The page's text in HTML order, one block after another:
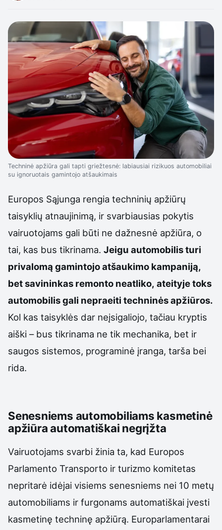
Techninė apžiūra gali tapti griežtesnė: labiausiai rizikuos automobiliai
su ignoruotais gamintojo atšaukimais
Europos Sąjunga rengia techninių apžiūrų
taisyklių atnaujinimą, ir svarbiausias pokytis
vairuotojams gali būti ne dažnesnė apžiūra, o
tai, kas bus tikrinama. Jeigu automobilis turi
privalomą gamintojo atšaukimo kampaniją,
bet savininkas remonto neatliko, ateityje toks
automobilis gali nepraeiti techninės apžiūros.
Kol kas taisyklės dar neįsigaliojo, tačiau kryptis
aiški – bus tikrinama ne tik mechanika, bet ir
saugos sistemos, programinė įranga, tarša bei
rida.
Senesniems automobiliams kasmetinė
apžiūra automatiškai negrįžta
Vairuotojams svarbi žinia ta, kad Europos
Parlamento Transporto ir turizmo komitetas
nepritarė idėjai visiems senesniems nei 10 metų
automobiliams ir furgonams automatiškai įvesti
kasmetinę techninę apžiūrą. Europarlamentarai